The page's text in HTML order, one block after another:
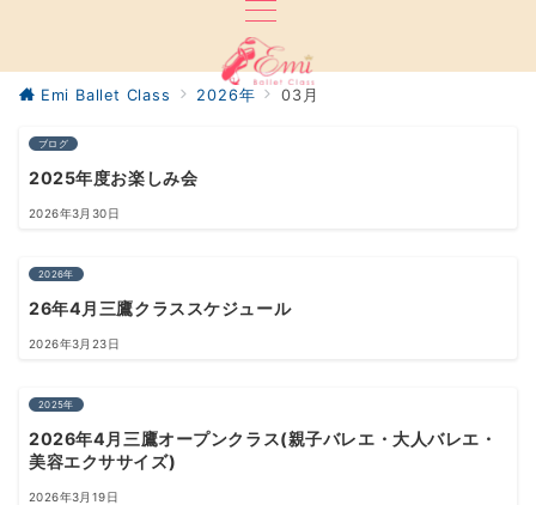
Emi Ballet Class 2026年 03月
ブログ
2025年度お楽しみ会
2026年3月30日
2026年
26年4月三鷹クラススケジュール
2026年3月23日
2025年
2026年4月三鷹オープンクラス(親子バレエ・大人バレエ・
美容エクササイズ)
2026年3月19日